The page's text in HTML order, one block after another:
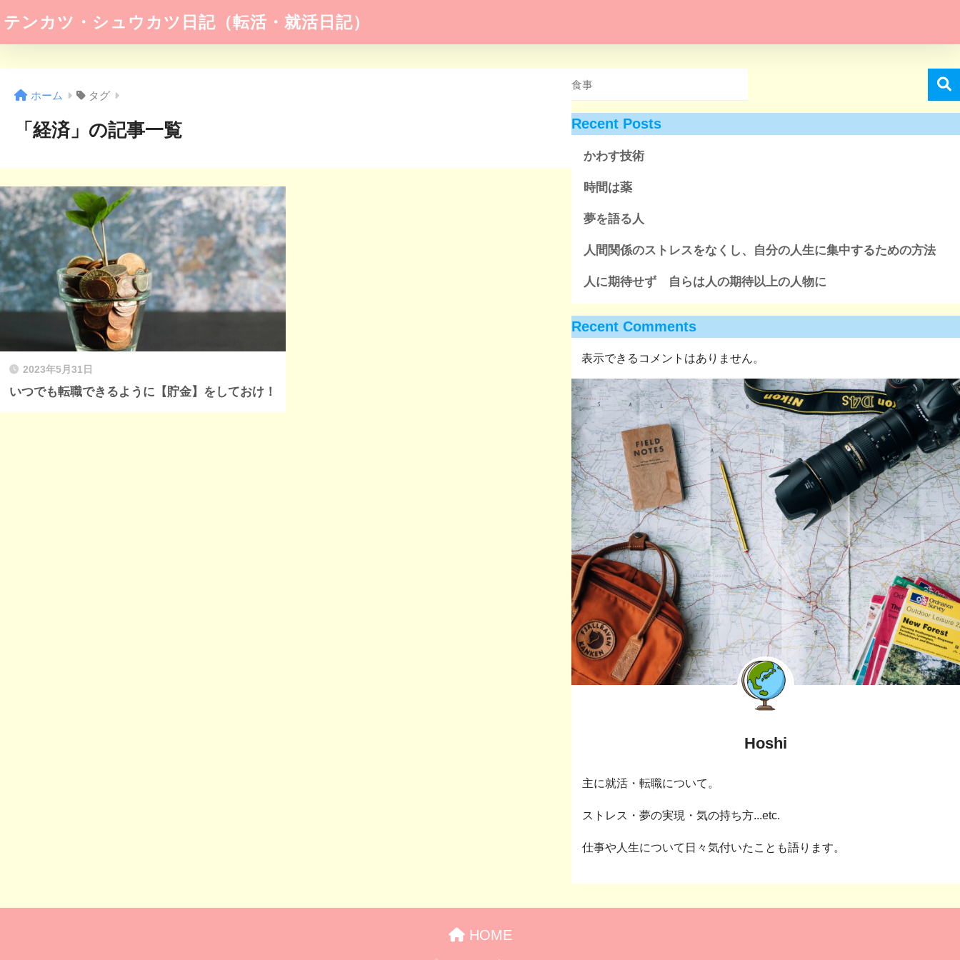
テンカツ・シュウカツ日記（転活・就活日記）
ホーム タグ
「経済」の記事一覧
2023年5月31日
いつでも転職できるように【貯金】をしておけ！
Recent Posts
かわす技術
時間は薬
夢を語る人
人間関係のストレスをなくし、自分の人生に集中するための方法
人に期待せず 自らは人の期待以上の人物に
Recent Comments
表示できるコメントはありません。
Hoshi
主に就活・転職について。
ストレス・夢の実現・気の持ち方...etc.
仕事や人生について日々気付いたことも語ります。
HOME